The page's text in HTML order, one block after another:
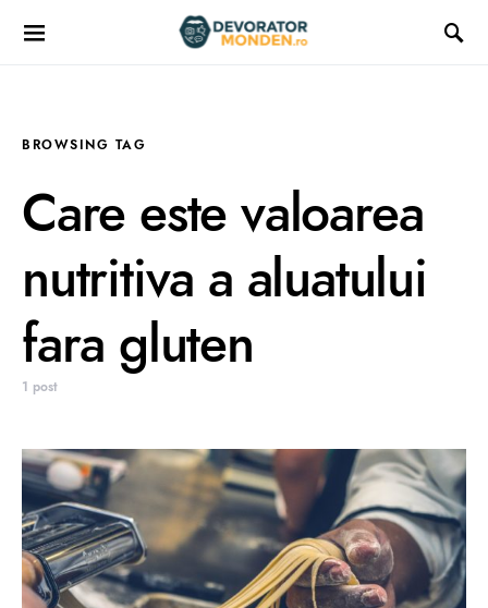
BROWSING TAG
Care este valoarea
nutritiva a aluatului
fara gluten
1 post